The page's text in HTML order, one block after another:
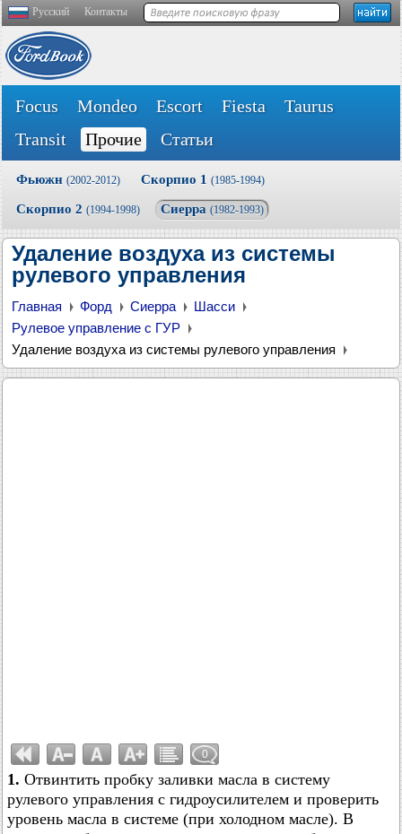
Русский Контакты
Focus Mondeo Escort Fiesta
Taurus
Transit
Прочие Статьи
Фьюжн (2002-2012) Скорпио 1 (1985-1994)
Скорпио 2 (1994-1998) Сиерра (1982-1993)
Удаление воздуха из системы
рулевого управления
Главная Форд Сиерра
Шасси
Рулевое управление с ГУР
Удаление воздуха из системы рулевого управления
0
1. Отвинтить пробку заливки масла в систему
рулевого управления с гидроусилителем и проверить
уровень масла в системе (при холодном масле). В